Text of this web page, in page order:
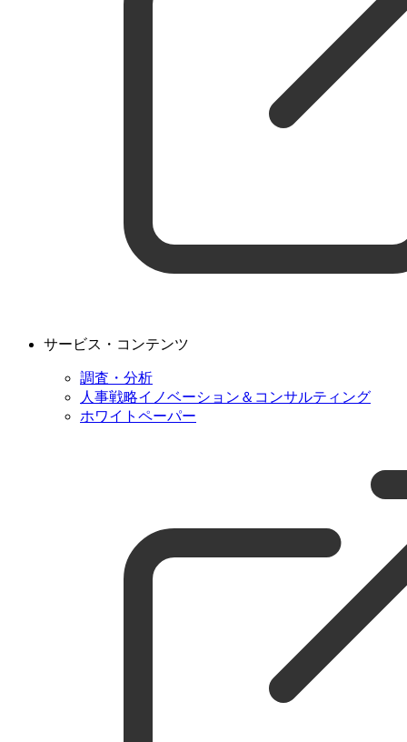
サービス・コンテンツ
調査・分析
人事戦略イノベーション＆コンサルティング
ホワイトペーパー